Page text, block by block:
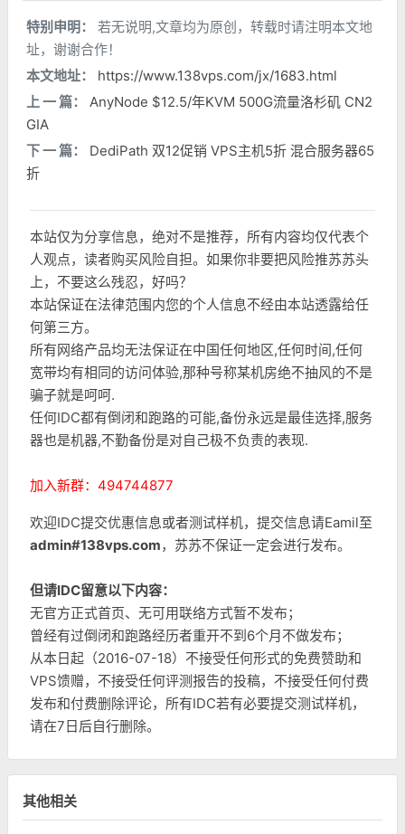
特别申明：
若无说明,文章均为原创，转载时请注明本文地
址，谢谢合作！
本文地址：
https://www.138vps.com/jx/1683.html
上 一 篇：
AnyNode $12.5/年KVM 500G流量洛杉矶 CN2
GIA
下 一 篇：
DediPath 双12促销 VPS主机5折 混合服务器65
折
本站仅为分享信息，绝对不是推荐，所有内容均仅代表个
人观点，读者购买风险自担。如果你非要把风险推苏苏头
上，不要这么残忍，好吗？
本站保证在法律范围内您的个人信息不经由本站透露给任
何第三方。
所有网络产品均无法保证在中国任何地区,任何时间,任何
宽带均有相同的访问体验,那种号称某机房绝不抽风的不是
骗子就是呵呵.
任何IDC都有倒闭和跑路的可能,备份永远是最佳选择,服务
器也是机器,不勤备份是对自己极不负责的表现.
加入新群：494744877
欢迎IDC提交优惠信息或者测试样机，提交信息请Eamil至
admin#138vps.com，苏苏不保证一定会进行发布。
但请IDC留意以下内容：
无官方正式首页、无可用联络方式暂不发布；
曾经有过倒闭和跑路经历者重开不到6个月不做发布；
从本日起（2016-07-18）不接受任何形式的免费赞助和
VPS馈赠，不接受任何评测报告的投稿，不接受任何付费
发布和付费删除评论，所有IDC若有必要提交测试样机，
请在7日后自行删除。
其他相关